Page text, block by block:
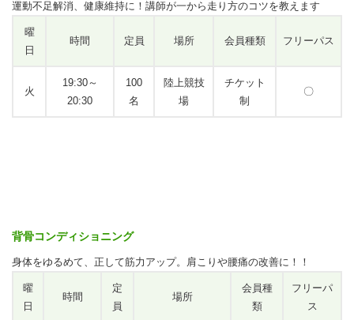
運動不足解消、健康維持に！講師が一から走り方のコツを教えます
曜
日
時間 定員 場所 会員種類 フリーパス
火
19:30～
20:30
100
名
陸上競技
場
チケット
制
〇
背骨コンディショニング
身体をゆるめて、正して筋力アップ。肩こりや腰痛の改善に！！
曜
日
時間
定
員
場所
会員種
類
フリーパ
ス